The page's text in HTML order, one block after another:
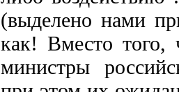
(выделено нами
как! Вместо того,
министры